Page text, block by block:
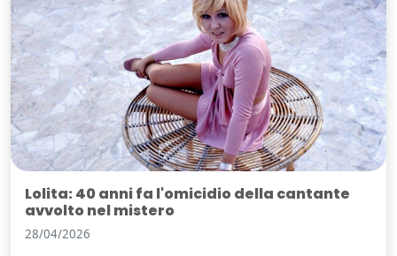
Lolita: 40 anni fa l'omicidio della cantante
avvolto nel mistero
28/04/2026